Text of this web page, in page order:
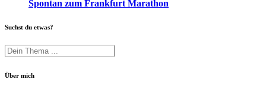
Spontan zum Frankfurt Marathon
Suchst du etwas?
Über mich